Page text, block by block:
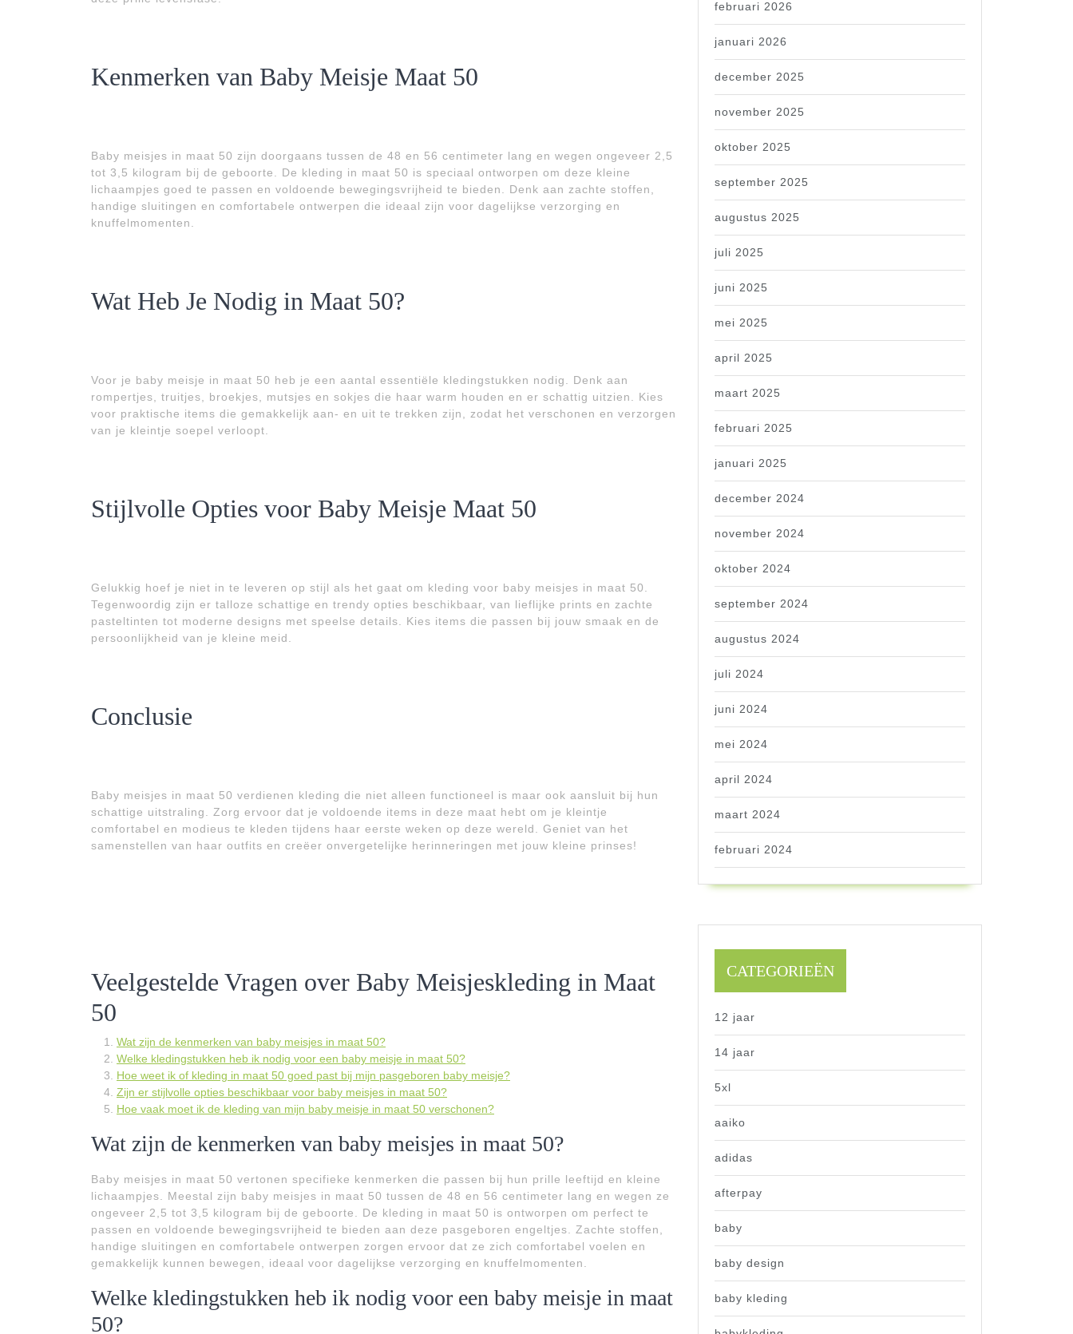
Kenmerken van Baby Meisje Maat 50
Baby meisjes in maat 50 zijn doorgaans tussen de 48 en 56 centimeter lang en wegen ongeveer 2,5
tot 3,5 kilogram bij de geboorte. De kleding in maat 50 is speciaal ontworpen om deze kleine
lichaampjes goed te passen en voldoende bewegingsvrijheid te bieden. Denk aan zachte stoffen,
handige sluitingen en comfortabele ontwerpen die ideaal zijn voor dagelijkse verzorging en
knuffelmomenten.
Wat Heb Je Nodig in Maat 50?
Voor je baby meisje in maat 50 heb je een aantal essentiële kledingstukken nodig. Denk aan
rompertjes, truitjes, broekjes, mutsjes en sokjes die haar warm houden en er schattig uitzien. Kies
voor praktische items die gemakkelijk aan- en uit te trekken zijn, zodat het verschonen en verzorgen
van je kleintje soepel verloopt.
Stijlvolle Opties voor Baby Meisje Maat 50
Gelukkig hoef je niet in te leveren op stijl als het gaat om kleding voor baby meisjes in maat 50.
Tegenwoordig zijn er talloze schattige en trendy opties beschikbaar, van lieflijke prints en zachte
pasteltinten tot moderne designs met speelse details. Kies items die passen bij jouw smaak en de
persoonlijkheid van je kleine meid.
Conclusie
Baby meisjes in maat 50 verdienen kleding die niet alleen functioneel is maar ook aansluit bij hun
schattige uitstraling. Zorg ervoor dat je voldoende items in deze maat hebt om je kleintje
comfortabel en modieus te kleden tijdens haar eerste weken op deze wereld. Geniet van het
samenstellen van haar outfits en creëer onvergetelijke herinneringen met jouw kleine prinses!
Veelgestelde Vragen over Baby Meisjeskleding in Maat
50
Wat zijn de kenmerken van baby meisjes in maat 50?
Welke kledingstukken heb ik nodig voor een baby meisje in maat 50?
Hoe weet ik of kleding in maat 50 goed past bij mijn pasgeboren baby meisje?
Zijn er stijlvolle opties beschikbaar voor baby meisjes in maat 50?
Hoe vaak moet ik de kleding van mijn baby meisje in maat 50 verschonen?
Wat zijn de kenmerken van baby meisjes in maat 50?
Baby meisjes in maat 50 vertonen specifieke kenmerken die passen bij hun prille leeftijd en kleine
lichaampjes. Meestal zijn baby meisjes in maat 50 tussen de 48 en 56 centimeter lang en wegen ze
ongeveer 2,5 tot 3,5 kilogram bij de geboorte. De kleding in maat 50 is ontworpen om perfect te
passen en voldoende bewegingsvrijheid te bieden aan deze pasgeboren engeltjes. Zachte stoffen,
handige sluitingen en comfortabele ontwerpen zorgen ervoor dat ze zich comfortabel voelen en
gemakkelijk kunnen bewegen, ideaal voor dagelijkse verzorging en knuffelmomenten.
Welke kledingstukken heb ik nodig voor een baby meisje in maat
50?
februari 2026
januari 2026
december 2025
november 2025
oktober 2025
september 2025
augustus 2025
juli 2025
juni 2025
mei 2025
april 2025
maart 2025
februari 2025
januari 2025
december 2024
november 2024
oktober 2024
september 2024
augustus 2024
juli 2024
juni 2024
mei 2024
april 2024
maart 2024
februari 2024
CATEGORIEËN
12 jaar
14 jaar
5xl
aaiko
adidas
afterpay
baby
baby design
baby kleding